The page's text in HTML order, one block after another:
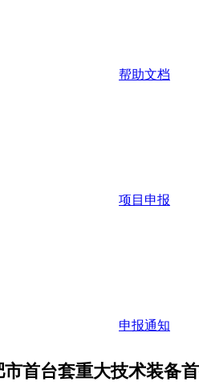
帮助文档
项目申报
申报通知
市首台套重大技术装备